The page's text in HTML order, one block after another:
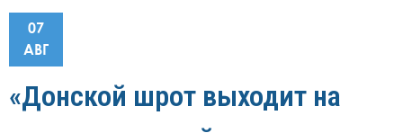
07
АВГ
«Донской шрот выходит на